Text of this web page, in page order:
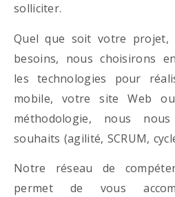
solliciter.
Quel que soit votre projet,
besoins, nous choisirons
les technologies pour
mobile, votre site Web
méthodologie, nous
souhaits (agilité, SCRUM,
Notre réseau de
permet de vous